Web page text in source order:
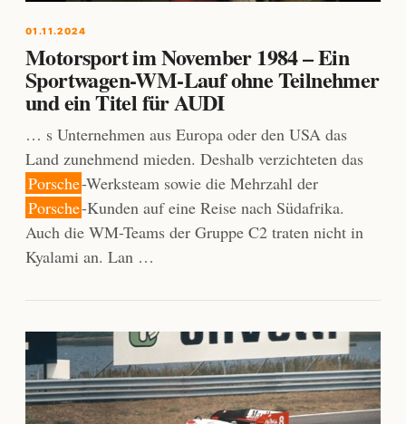
01.11.2024
Motorsport im November 1984 – Ein
Sportwagen-WM-Lauf ohne Teilnehmer
und ein Titel für AUDI
… s Unternehmen aus Europa oder den USA das
Land zunehmend mieden. Deshalb verzichteten das
Porsche-Werksteam sowie die Mehrzahl der
Porsche-Kunden auf eine Reise nach Südafrika.
Auch die WM-Teams der Gruppe C2 traten nicht in
Kyalami an. Lan …